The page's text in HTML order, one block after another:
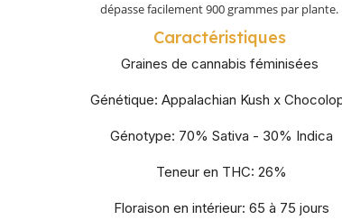
dépasse facilement 900 grammes par plante.
Caractéristiques
Graines de cannabis féminisées
Génétique: Appalachian Kush x
Génotype: 70% Sativa - 30% Indica
Teneur en THC: 26%
Floraison en intérieur: 65 à 75 jours